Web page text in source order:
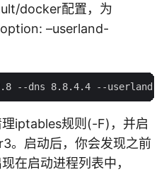
docker配置，为
option: –userland-
iptables规则(-F)，并启
。启动后，你会发现之前
在启动进程列表中，